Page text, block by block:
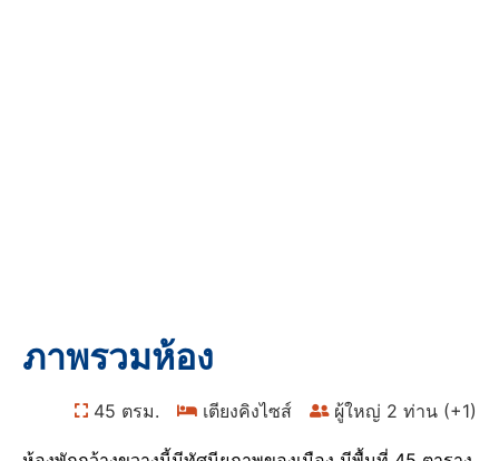
ภาพรวมห้อง
45 ตรม. เตียงคิงไซส์ ผู้ใหญ่ 2 ท่าน (+1)